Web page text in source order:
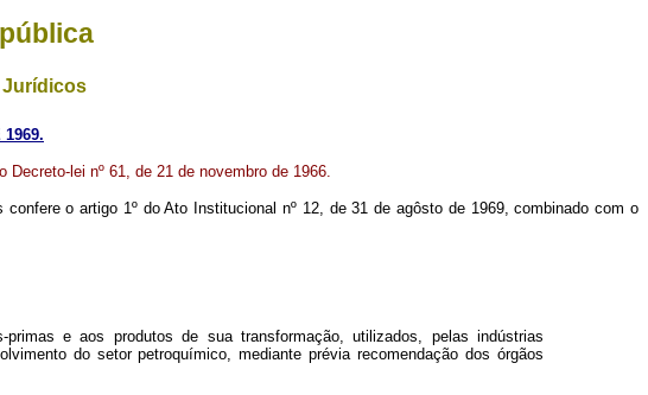
Jurídicos
1969.
Decreto-lei nº 61, de 21 de novembro de 1966.
o artigo 1º do Ato Institucional nº 12, de 31 de agôsto de 1969, combinado com o
e aos produtos de sua transformação, utilizados, pelas indústrias
do setor petroquímico, mediante prévia recomendação dos órgãos